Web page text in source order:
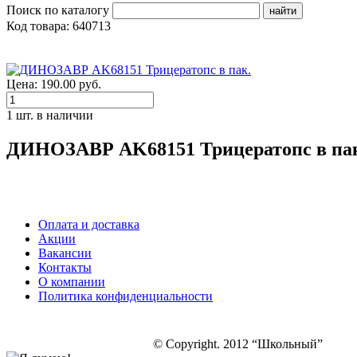
Поиск по каталогу
Код товара: 640713
Цена: 190.00 руб.
1 шт. в наличии
ДИНОЗАВР AK68151 Трицератопс в
Оплата и доставка
Акции
Вакансии
Контакты
О компании
Политика конфиденциальности
© Copyright. 2012 “Школьный”